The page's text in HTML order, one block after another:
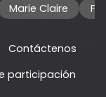
Marie Claire
Contáctenos
participación